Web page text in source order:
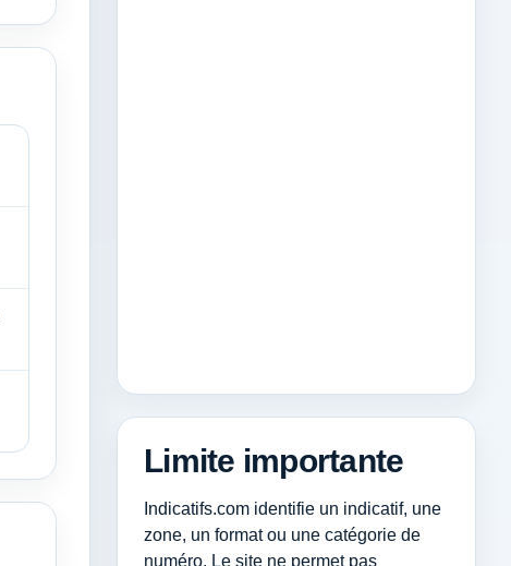
Limite importante
Indicatifs.com identifie un indicatif, une
zone, un format ou une catégorie de
numéro. Le site ne permet pas